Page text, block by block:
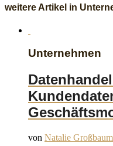
weitere Artikel in
Unternehmen
von Natalie Großbaum